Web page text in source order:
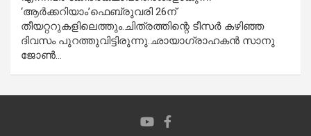
‘ആര്‍ക്കറിയാം’ഫെബ്രുവരി 26ന്
തീയറ്ററുകളിലെത്തും.ചിത്രത്തിന്റെ ടീസര്‍ കഴിഞ്ഞ
ദിവസം പുറത്തുവിട്ടിരുന്നു.ഛായാഗ്രാഹകന്‍ സാനു
ജോണ്‍…